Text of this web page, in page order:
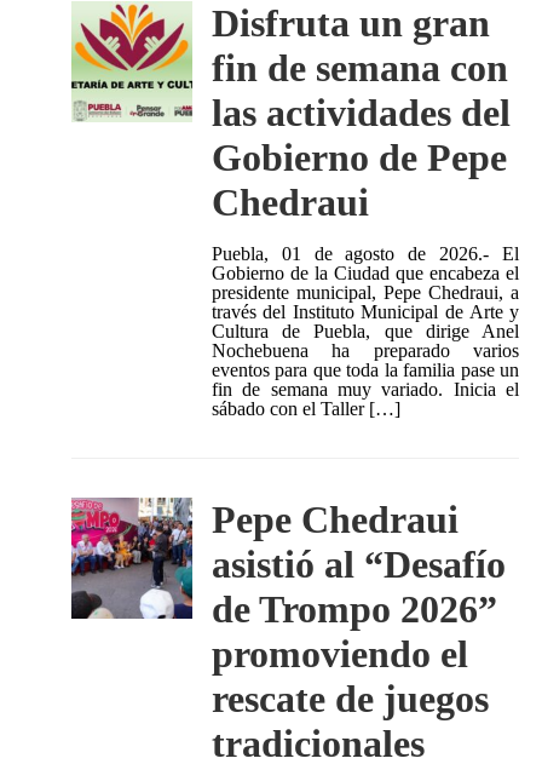
Disfruta un gran
fin de semana con
las actividades del
Gobierno de Pepe
Chedraui
Puebla, 01 de agosto de 2026.- El
Gobierno de la Ciudad que encabeza el
presidente municipal, Pepe Chedraui, a
través del Instituto Municipal de Arte y
Cultura de Puebla, que dirige Anel
Nochebuena ha preparado varios
eventos para que toda la familia pase un
fin de semana muy variado. Inicia el
sábado con el Taller […]
Pepe Chedraui
asistió al “Desafío
de Trompo 2026”
promoviendo el
rescate de juegos
tradicionales